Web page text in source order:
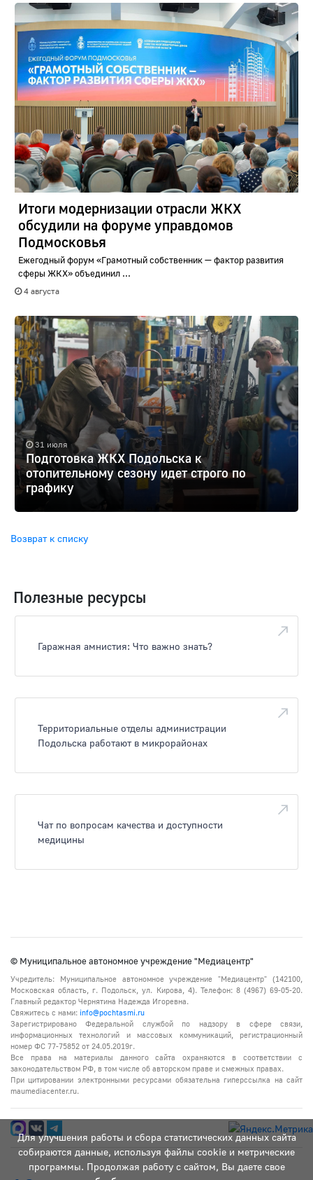
Итоги модернизации отрасли ЖКХ
обсудили на форуме управдомов
Подмосковья
Ежегодный форум «Грамотный собственник — фактор развития
сферы ЖКХ» объединил ...
4 августа
31 июля
Подготовка ЖКХ Подольска к
отопительному сезону идет строго по
графику
Возврат к списку
Полезные ресурсы
Гаражная амнистия: Что важно знать?
Территориальные отделы администрации
Подольска работают в микрорайонах
Чат по вопросам качества и доступности
медицины
Для улучшения работы и сбора статистических данных сайта
собираются данные, используя файлы cookie и метрические
программы. Продолжая работу с сайтом, Вы даете свое
© Муниципальное автономное учреждение "Медиацентр"
Учредитель: Муниципальное автономное учреждение "Медиацентр" (142100,
Московская область, г. Подольск, ул. Кирова, 4). Телефон: 8 (4967) 69-05-20.
Главный редактор Чернятина Надежда Игоревна.
Свяжитесь с нами: info@pochtasmi.ru
Зарегистрировано Федеральной службой по надзору в сфере связи,
информационных технологий и массовых коммуникаций, регистрационный
номер ФС 77-75852 от 24.05.2019г.
Все права на материалы данного сайта охраняются в соответствии с
законодательством РФ, в том числе об авторском праве и смежных правах.
При цитировании электронными ресурсами обязательна гиперссылка на сайт
maumediacenter.ru.